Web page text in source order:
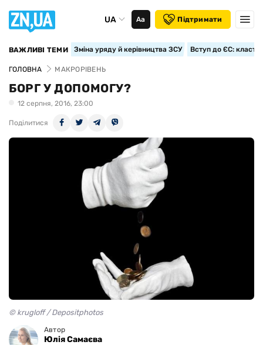
UA Аа Підтримати
ВАЖЛИВІ ТЕМИ Зміна уряду й керівництва ЗСУ Вступ до ЄС:
ГОЛОВНА МАКРОРІВЕНЬ
БОРГ У ДОПОМОГУ?
12 серпня, 2016, 23:00
Поділитися
© krugloff / Depositphotos
Автор
Юлiя Самаєва